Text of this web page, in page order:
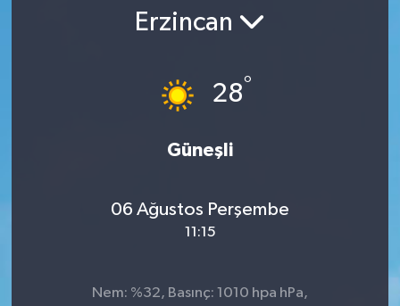
Erzincan
28°
Güneşli
06 Ağustos Perşembe
11:15
Nem: %32, Basınç: 1010 hpa hPa,